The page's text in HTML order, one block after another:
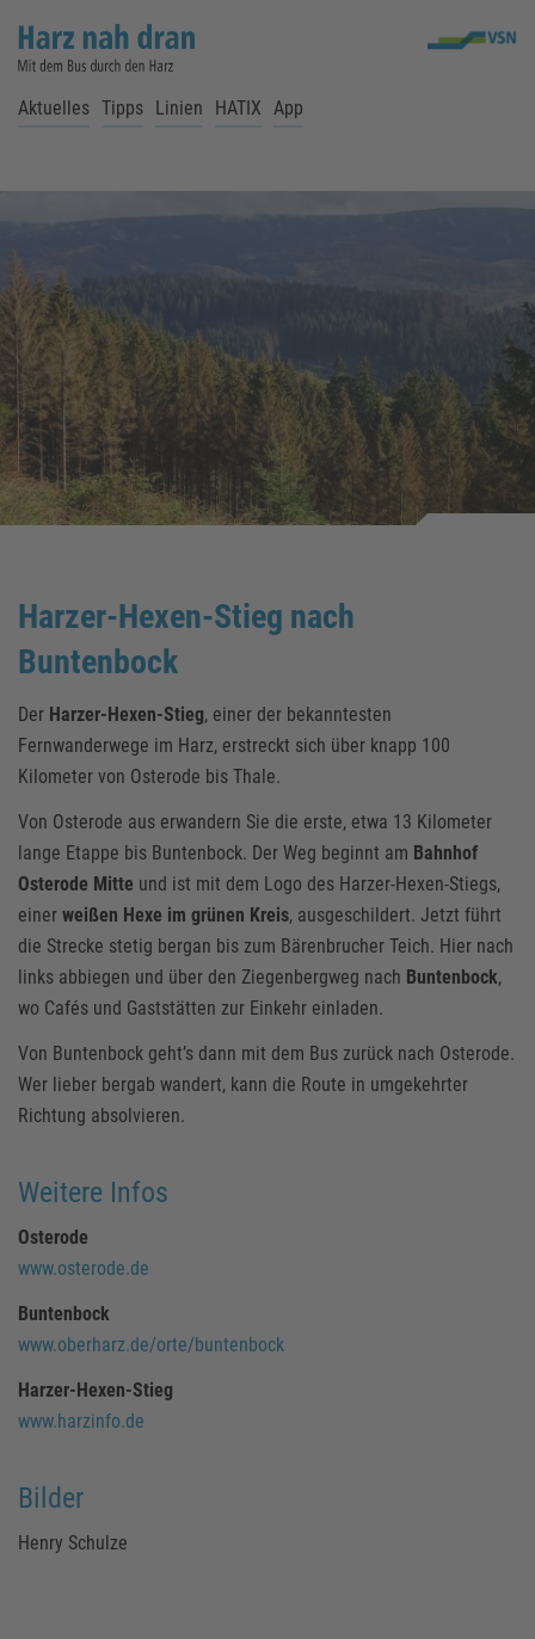
Aktuelles Tipps Linien HATIX App
Harzer-Hexen-Stieg nach
Buntenbock
Der Harzer-Hexen-Stieg, einer der bekanntesten
Fernwanderwege im Harz, erstreckt sich über knapp 100
Kilometer von Osterode bis Thale.
Von Osterode aus erwandern Sie die erste, etwa 13 Kilometer
lange Etappe bis Buntenbock. Der Weg beginnt am Bahnhof
Osterode Mitte und ist mit dem Logo des Harzer-Hexen-Stiegs,
einer weißen Hexe im grünen Kreis, ausgeschildert. Jetzt führt
die Strecke stetig bergan bis zum Bärenbrucher Teich. Hier nach
links abbiegen und über den Ziegenbergweg nach Buntenbock,
wo Cafés und Gaststätten zur Einkehr einladen.
Von Buntenbock geht’s dann mit dem Bus zurück nach Osterode.
Wer lieber bergab wandert, kann die Route in umgekehrter
Richtung absolvieren.
Weitere Infos
Osterode
www.osterode.de
Buntenbock
www.oberharz.de/orte/buntenbock
Harzer-Hexen-Stieg
www.harzinfo.de
Bilder
Henry Schulze